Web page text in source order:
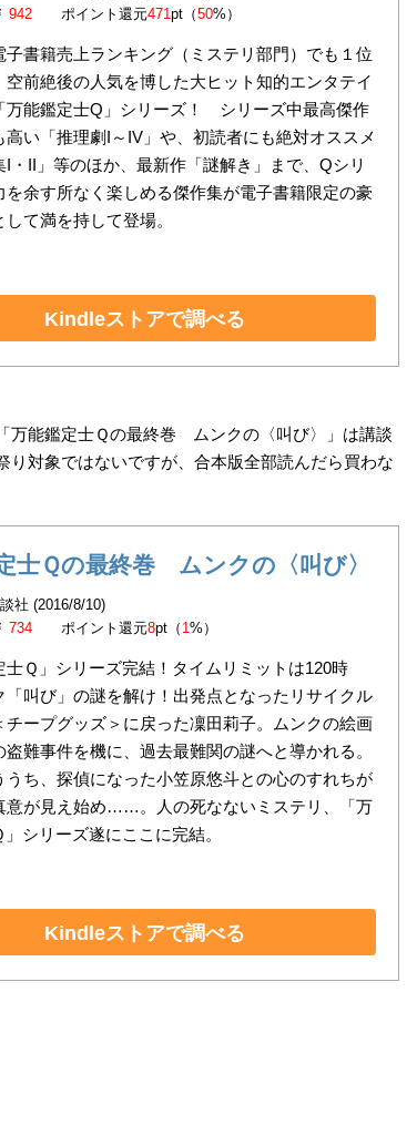
942 ポイント還元471pt（50%）
子書籍売上ランキング（ミステリ部門）でも１位
空前絶後の人気を博した大ヒット知的エンタテイ
万能鑑定士Q」シリーズ！ シリーズ中最高傑作
高い「推理劇I～IV」や、初読者にも絶対オススメ
I・II」等のほか、最新作「謎解き」まで、Qシリ
を余す所なく楽しめる傑作集が電子書籍限定の豪
て満を持して登場。
Kindleストアで調べる
万能鑑定士Ｑの最終巻 ムンクの〈叫び〉」は講談
り対象ではないですが、合本版全部読んだら買わな
士Ｑの最終巻 ムンクの〈叫び〉
社 (2016/8/10)
734 ポイント還元8pt（ 1%）
士Ｑ」シリーズ完結！タイムリミットは120時
「叫び」の謎を解け！出発点となったリサイクル
チープグッズ＞に戻った凜田莉子。ムンクの絵画
盗難事件を機に、過去最難関の謎へと導かれる。
うち、探偵になった小笠原悠斗との心のすれちが
意が見え始め……。人の死なないミステリ、「万
シリーズ遂にここに完結。
Kindleストアで調べる